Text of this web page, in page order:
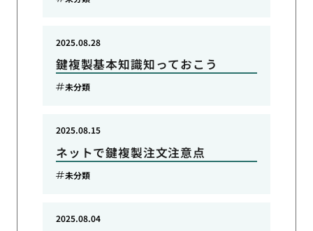
鍵複製基本知識知っておこう
2025.08.28
未分類
ネットで鍵複製注文注意点
2025.08.15
未分類
2025.08.04